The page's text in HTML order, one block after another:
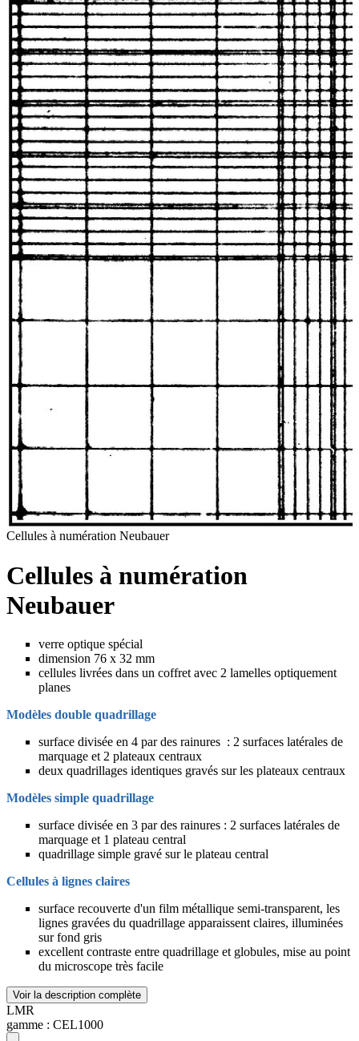
Cellules à numération Neubauer
Cellules à numération
Neubauer
verre optique spécial
dimension 76 x 32 mm
cellules livrées dans un coffret avec 2 lamelles optiquement
planes
Modèles double quadrillage
surface divisée en 4 par des rainures : 2 surfaces latérales de
marquage et 2 plateaux centraux
deux quadrillages identiques gravés sur les plateaux centraux
Modèles simple quadrillage
surface divisée en 3 par des rainures : 2 surfaces latérales de
marquage et 1 plateau central
quadrillage simple gravé sur le plateau central
Cellules à lignes claires
surface recouverte d'un film métallique semi-transparent, les
lignes gravées du quadrillage apparaissent claires, illuminées
sur fond gris
excellent contraste entre quadrillage et globules, mise au point
du microscope très facile
Voir la description complète
LMR
gamme : CEL1000